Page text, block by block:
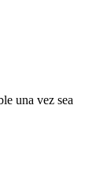
una vez sea